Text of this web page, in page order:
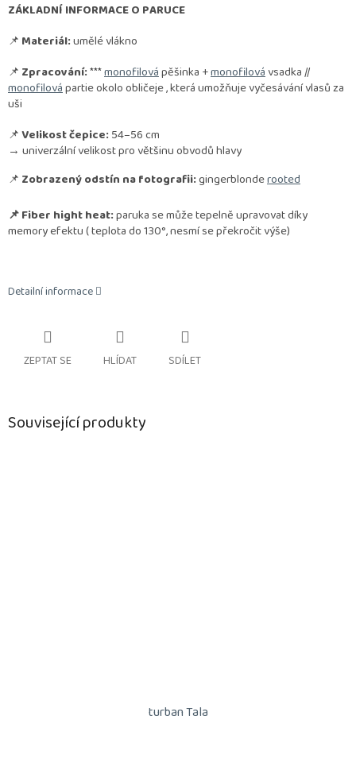
ZÁKLADNÍ INFORMACE O PARUCE
📌 Materiál:umělé vlákno
📌 Zpracování:***monofilovápěšinka +monofilovávsadka //
monofilovápartie okolo obličeje , která umožňuje vyčesávání vlasů za
uši
📌Velikost čepice: 54–56 cm
→ univerzální velikost pro většinu obvodů hlavy
📌 Zobrazený odstín na fotografii:gingerblonderooted
📌 Fiber hight heat:paruka se může tepelně upravovat díky
memory efektu ( teplota do 130°, nesmí se překročit výše)
Detailní informace
ZEPTAT SE HLÍDAT SDÍLET
Související produkty
turban Tala